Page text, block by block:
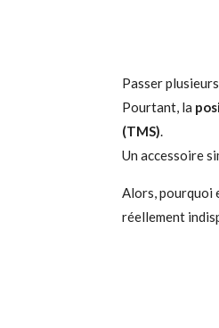
Passer
Pourtant, la
(TMS).
Un accessoire
Alors, pourquoi
réellement